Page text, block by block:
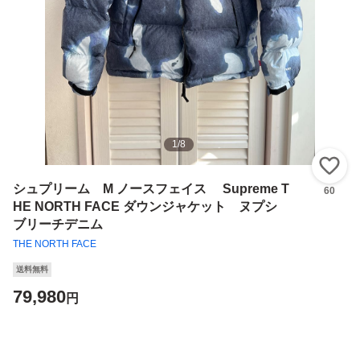
1/8
シュプリーム M ノースフェイス Supreme T
HE NORTH FACE ダウンジャケット ヌプシ
ブリーチデニム
THE NORTH FACE
60
送料無料
79,980円